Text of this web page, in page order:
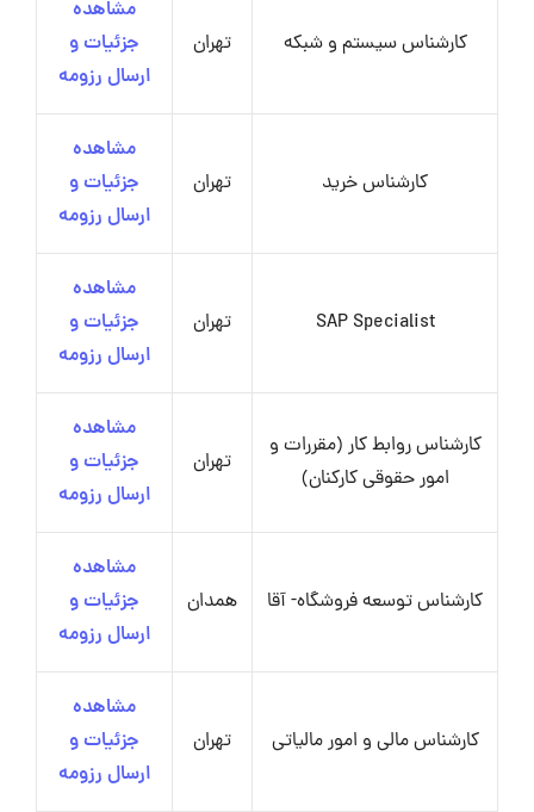
کارشناس سیستم و شبکه تهران
مشاهده
جزئیات و
ارسال رزومه
کارشناس خرید تهران
مشاهده
جزئیات و
ارسال رزومه
SAP Specialist تهران
مشاهده
جزئیات و
ارسال رزومه
کارشناس روابط کار (مقررات و
امور حقوقی کارکنان)
تهران
مشاهده
جزئیات و
ارسال رزومه
کارشناس توسعه فروشگاه- آقا همدان
مشاهده
جزئیات و
ارسال رزومه
کارشناس مالی و امور مالیاتی تهران
مشاهده
جزئیات و
ارسال رزومه